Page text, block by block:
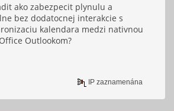
ako zabezpecit plynulu a
bez dodatocnej interakcie s
kalendara medzi nativnou
Outlookom?
IP zaznamenána